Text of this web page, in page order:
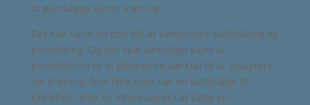
at planlægge deres træning.
Det kan være en god idé at kombinere wattmåling og
pulsmåling. Og det skal samtidigt siges at
pulsmåleren er et glimrende værktøj til at analysere
sin træning, hvis ikke man har en wattmåler til
rådighed, eller er interesseret i at købe en.